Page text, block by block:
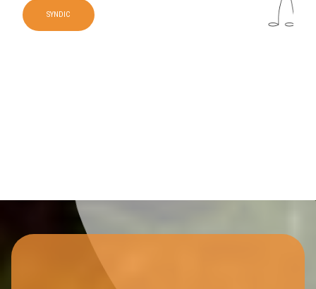
SYNDIC